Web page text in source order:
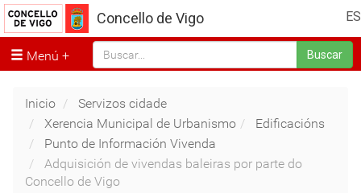
ES
Concello de Vigo
Menú Buscar
Inicio
Servizos cidade
Xerencia Municipal de Urbanismo
Edificacións
Punto de Información Vivenda
Adquisición de vivendas baleiras por parte do
Concello de Vigo